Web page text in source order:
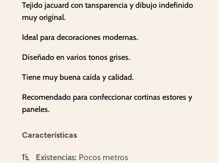
Tejido jacuard con tansparencia y dibujo indefinido
muy original.
Ideal para decoraciones modernas.
Diseñado en varios tonos grises.
Tiene muy buena caída y calidad.
Recomendado para confeccionar cortinas estores y
paneles.
Características
 Existencias: Pocos metros